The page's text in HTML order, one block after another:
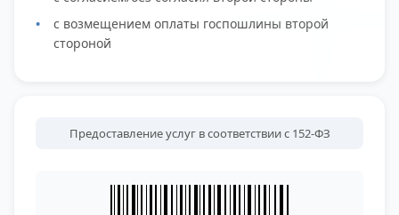
с возмещением оплаты госпошлины второй
стороной
Предоставление услуг в соответствии с 152-ФЗ